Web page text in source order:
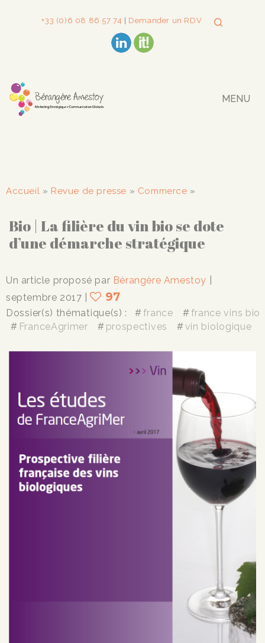
+33 (0)6 08 86 57 74 Demander un RDV
MENU
Accueil » Revue de presse » Commerce »
Bio | La filière du vin bio se dote
d’une démarche stratégique
Un article proposé par Bérangère Amestoy
septembre 2017
| 97
Dossier(s) thématique(s) : france
france vins bio
FranceAgrimer
prospectives vin biologique